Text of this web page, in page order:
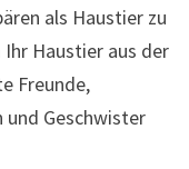
als Haustier zu
Haustier aus der
Freunde,
Geschwister